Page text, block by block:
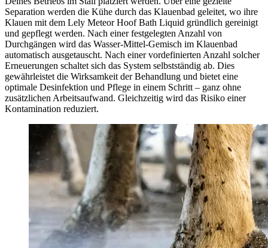
Separation werden die Kühe durch das Klauenbad geleitet, wo ihre
Klauen mit dem Lely Meteor Hoof Bath Liquid gründlich gereinigt
und gepflegt werden. Nach einer festgelegten Anzahl von
Durchgängen wird das Wasser-Mittel-Gemisch im Klauenbad
automatisch ausgetauscht. Nach einer vordefinierten Anzahl solcher
Erneuerungen schaltet sich das System selbstständig ab. Dies
gewährleistet die Wirksamkeit der Behandlung und bietet eine
optimale Desinfektion und Pflege in einem Schritt – ganz ohne
zusätzlichen Arbeitsaufwand. Gleichzeitig wird das Risiko einer
Kontamination reduziert.